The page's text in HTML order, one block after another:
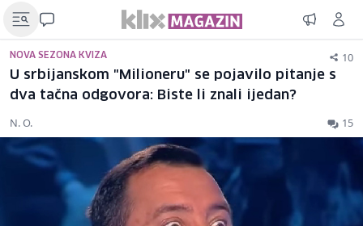
NOVA SEZONA KVIZA 10
U srbijanskom "Milioneru" se pojavilo pitanje s
dva tačna odgovora: Biste li znali ijedan?
N. O. 15